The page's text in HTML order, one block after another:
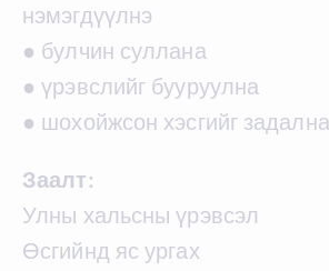
нэмэгдүүлнэ
● булчин суллана
● үрэвслийг бууруулна
● шохойжсон хэсгийг задална
Заалт:
Улны хальсны үрэвсэл
Өсгийнд яс ургах